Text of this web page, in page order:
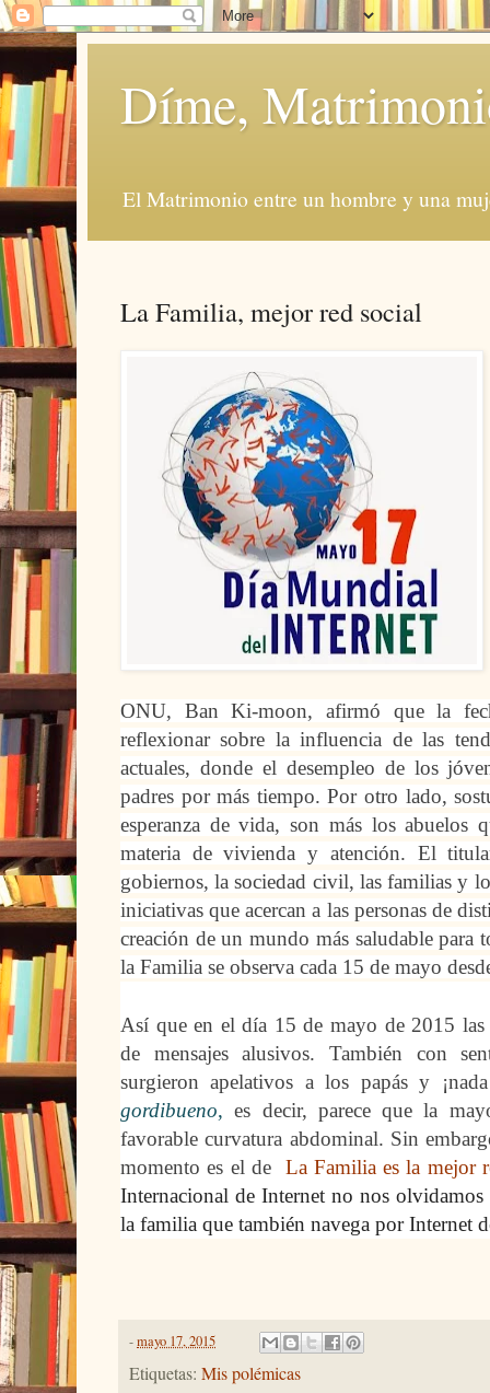
Díme,
El Matrimonio entre un hombre y una
La Familia, mejor red social
ONU, Ban Ki-moon, afirmó que la
reflexionar sobre la influencia de las
actuales, donde el desempleo de los
padres por más tiempo. Por otro lado,
esperanza de vida, son más los abuelos
materia de vivienda y atención. El
gobiernos, la sociedad civil, las familias y
iniciativas que acercan a las personas de
creación de un mundo más saludable para
la Familia se observa cada 15 de mayo
Así que en el día 15 de mayo de 2015 las
de mensajes alusivos. También con
surgieron apelativos a los papás y
gordibueno, es decir, parece que la
favorable curvatura abdominal. Sin
momento es el de La Familia es la mejor
Internacional de Internet no nos olvidamos
la familia que también navega por Internet
-mayo 17, 2015
Etiquetas: Mis polémicas